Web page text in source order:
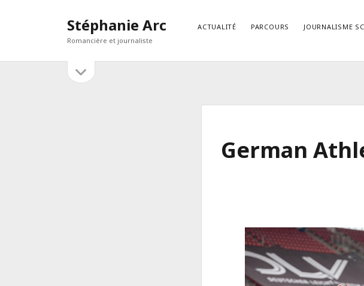
Stéphanie Arc
Romancière et journaliste
ACTUALITÉ PARCOURS JOURNALISME
sidebar
Contact
German